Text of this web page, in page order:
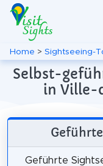
Home > Sightseeing-
Selbst-
in Ville-
Geführte